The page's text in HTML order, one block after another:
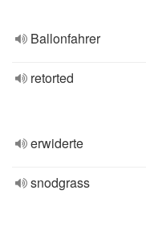
Ballonfahrer
retorted
erwiderte
snodgrass